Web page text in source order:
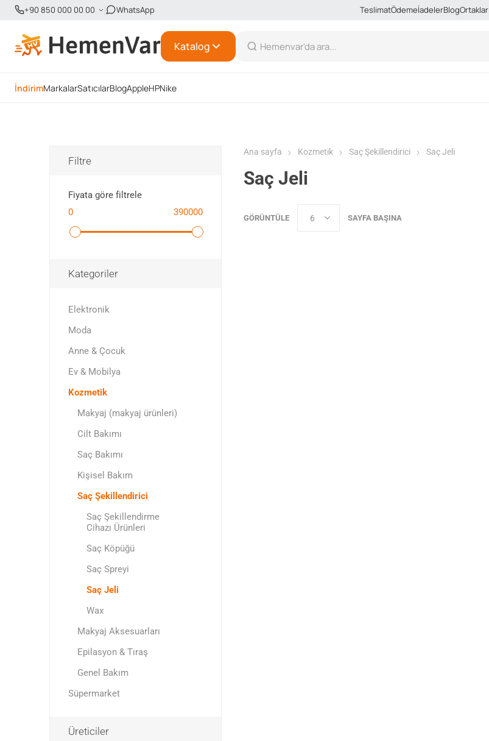
+90 850 000 00 00 WhatsApp TeslimatÖdemeİadelerBlogOrtaklar
Katalog
İndirimMarkalarSatıcılarBlogAppleHPNike
Ana sayfa Kozmetik Saç Şekillendirici Saç Jeli
Saç Jeli
GÖRÜNTÜLE SAYFA BAŞINA
Filtre
Fiyata göre filtrele
0
390000
Kategoriler
Elektronik
Moda
Anne & Çocuk
Ev & Mobilya
Kozmetik
Makyaj (makyaj ürünleri)
Cilt Bakımı
Saç Bakımı
Kişisel Bakım
Saç Şekillendirici
Saç Şekillendirme
Cihazı Ürünleri
Saç Köpüğü
Saç Spreyi
Saç Jeli
Wax
Makyaj Aksesuarları
Epilasyon & Tıraş
Genel Bakım
Süpermarket
Üreticiler